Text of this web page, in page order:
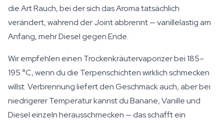
die Art Rauch, bei der sich das Aroma tatsächlich
verändert, während der Joint abbrennt — vanillelastig am
Anfang, mehr Diesel gegen Ende.
Wir empfehlen einen Trockenkräutervaporizer bei 185–
195 °C, wenn du die Terpenschichten wirklich schmecken
willst. Verbrennung liefert den Geschmack auch, aber bei
niedrigerer Temperatur kannst du Banane, Vanille und
Diesel einzeln herausschmecken — das schafft ein